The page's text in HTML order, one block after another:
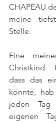
CHAPEAU
meine
Stelle.
Eine
Christkind.
dass das
könnte,
jeden Tag
eigenen